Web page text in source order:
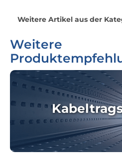
Weitere Artikel aus der
Weitere